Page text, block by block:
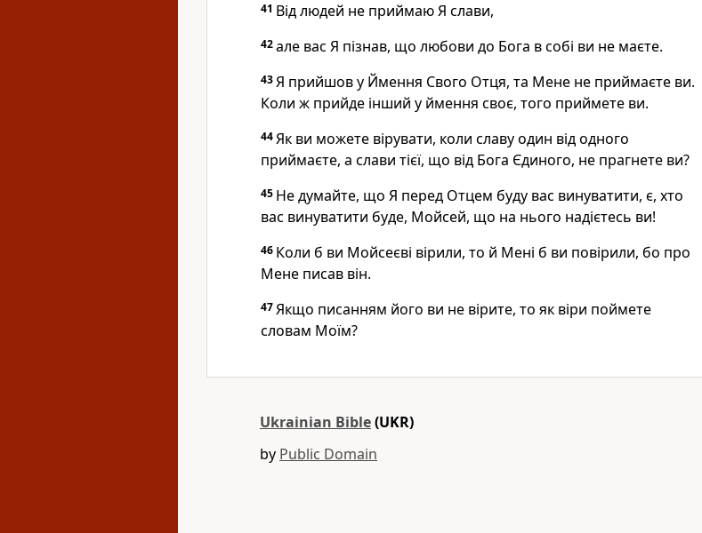
41 Від людей не приймаю Я слави,
42але вас Я пізнав, що любови до Бога в собі ви не маєте.
43Я прийшов у Ймення Свого Отця, та Мене не приймаєте ви.
Коли ж прийде інший у ймення своє, того приймете ви.
44Як ви можете вірувати, коли славу один від одного
приймаєте, а слави тієї, що від Бога Єдиного, не прагнете ви?
45 Не думайте, що Я перед Отцем буду вас винуватити, є, хто
вас винуватити буде, Мойсей, що на нього надієтесь ви!
46 Коли б ви Мойсеєві вірили, то й Мені б ви повірили, бо про
Мене писав він.
47Якщо писанням його ви не вірите, то як віри поймете
словам Моїм?
Ukrainian Bible(UKR)
by Public Domain